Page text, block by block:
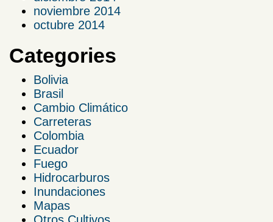
noviembre 2014
octubre 2014
Categories
Bolivia
Brasil
Cambio Climático
Carreteras
Colombia
Ecuador
Fuego
Hidrocarburos
Inundaciones
Mapas